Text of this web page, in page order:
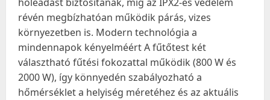
révén megbízhatóan működik párás, vizes
környezetben is. Modern technológia a
mindennapok kényelméért A fűtőtest két
választható fűtési fokozattal működik (800 W és
2000 W), így könnyedén szabályozható a
hőmérséklet a helyiség méretéhez és az aktuális